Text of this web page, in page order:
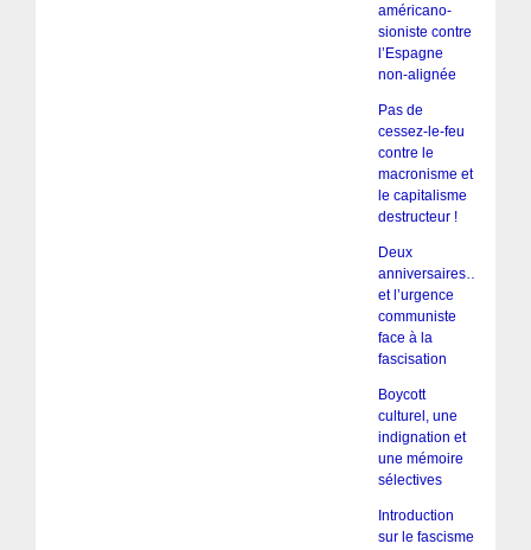
américano-
sioniste contre
l’Espagne
non-alignée
Pas de
cessez-le-feu
contre le
macronisme et
le capitalisme
destructeur !
Deux
anniversaires…
et l’urgence
communiste
face à la
fascisation
Boycott
culturel, une
indignation et
une mémoire
sélectives
Introduction
sur le fascisme